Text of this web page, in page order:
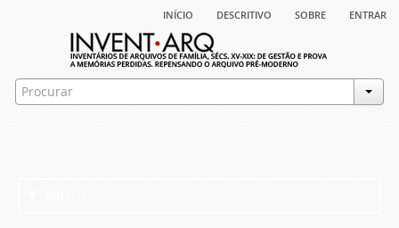
início descritivo sobre entrar